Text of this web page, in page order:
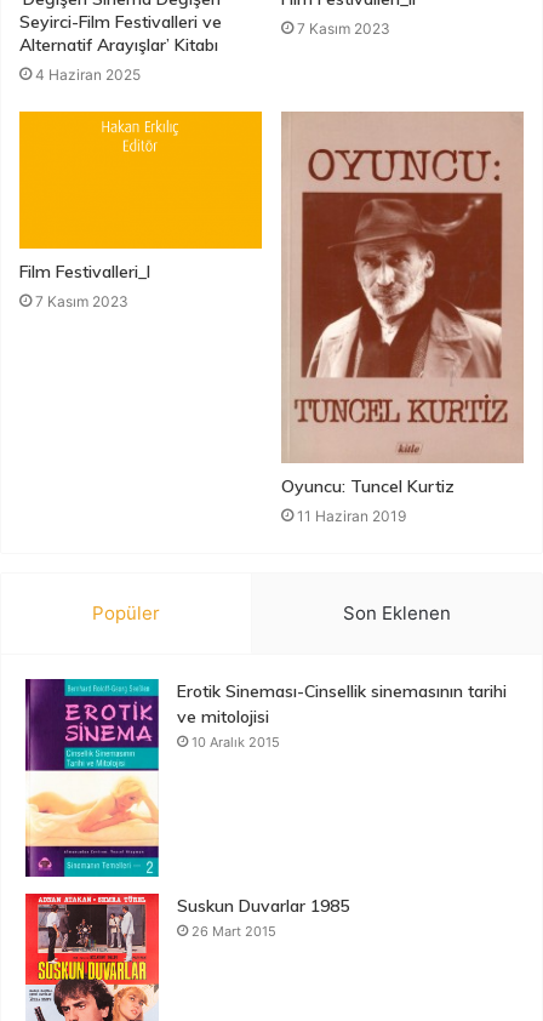
Seyirci-Film Festivalleri ve
Alternatif Arayışlar’ Kitabı
4 Haziran 2025
7 Kasım 2023
Film Festivalleri_I
7 Kasım 2023
Oyuncu: Tuncel Kurtiz
11 Haziran 2019
Popüler Son Eklenen
Erotik Sineması-Cinsellik sinemasının tarihi
ve mitolojisi
10 Aralık 2015
Suskun Duvarlar 1985
26 Mart 2015